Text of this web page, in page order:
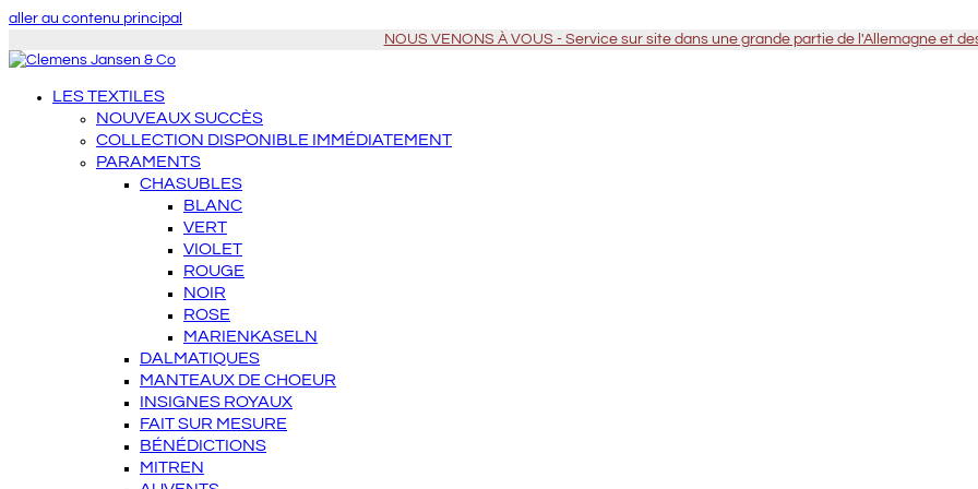
aller au contenu principal
NOUS VENONS À VOUS - Service sur site dans une grande partie de l'Allemagne et
LES TEXTILES
NOUVEAUX SUCCÈS
COLLECTION DISPONIBLE IMMÉDIATEMENT
PARAMENTS
CHASUBLES
BLANC
VERT
VIOLET
ROUGE
NOIR
ROSE
MARIENKASELN
DALMATIQUES
MANTEAUX DE CHOEUR
INSIGNES ROYAUX
FAIT SUR MESURE
BÉNÉDICTIONS
MITREN